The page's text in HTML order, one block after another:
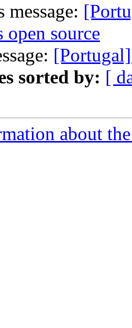
message:
open source
sorted by: [
about